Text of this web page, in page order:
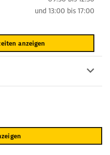
und 13:00 bis 17:00
anzeigen